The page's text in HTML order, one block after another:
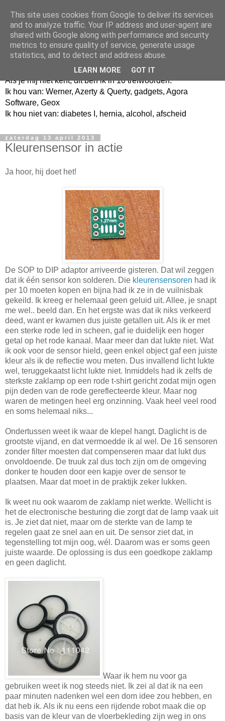
Jangeox' blog
Als je mij niet kent, dit ben ik in 10 trefwoorden.
Ik hou van: Werner, Azerty & Querty, gadgets, Agora
Software, Geox
Ik hou niet van: diabetes I, hernia, alcohol, afscheid
zaterdag 13 april 2013
Kleurensensor in actie
Ja hoor, hij doet het!
De SOP to DIP adaptor arriveerde gisteren. Dat wil zeggen
dat ik één sensor kon solderen. Die kleurensensoren had ik
per 10 moeten kopen en bijna had ik ze in de vuilnisbak
gekeild. Ik kreeg er helemaal geen geluid uit. Allee, je snapt
me wel.. beeld dan. En het ergste was dat ik niks verkeerd
deed, want er kwamen dus juiste getallen uit. Als ik er met
een sterke rode led in scheen, gaf ie duidelijk een hoger
getal op het rode kanaal. Maar meer dan dat lukte niet. Wat
ik ook voor de sensor hield, geen enkel object gaf een juiste
kleur als ik de reflectie wou meten. Dus invallend licht lukte
wel, teruggekaatst licht lukte niet. Inmiddels had ik zelfs de
sterkste zaklamp op een rode t-shirt gericht zodat mijn ogen
pijn deden van de rode gereflecteerde kleur. Maar nog
waren de metingen heel erg onzinning. Vaak heel veel rood
en soms helemaal niks...
Ondertussen weet ik waar de klepel hangt. Daglicht is de
grootste vijand, en dat vermoedde ik al wel. De 16 sensoren
zonder filter moesten dat compenseren maar dat lukt dus
onvoldoende. De truuk zal dus toch zijn om de omgeving
donker te houden door een kapje over de sensor te
plaatsen. Maar dat moet in de praktijk zeker lukken.
Ik weet nu ook waarom de zaklamp niet werkte. Wellicht is
het de electronische besturing die zorgt dat de lamp vaak uit
is. Je ziet dat niet, maar om de sterkte van de lamp te
regelen gaat ze snel aan en uit. De sensor ziet dat, in
tegenstelling tot mijn oog, wél. Daarom was er soms geen
juiste waarde. De oplossing is dus een goedkope zaklamp
en geen daglicht.
Waar ik hem nu voor ga
gebruiken weet ik nog steeds niet. Ik zei al dat ik na een
paar minuten nadenken wel een dom idee zou hebben, en
dat heb ik. Als ik nu eens een rijdende robot maak die op
basis van de kleur van de vloerbekleding zijn weg in ons
This site uses cookies from Google to deliver its services
and to analyze traffic. Your IP address and user-agent are
shared with Google along with performance and security
metrics to ensure quality of service, generate usage
statistics, and to detect and address abuse.
LEARN MORE GOT IT